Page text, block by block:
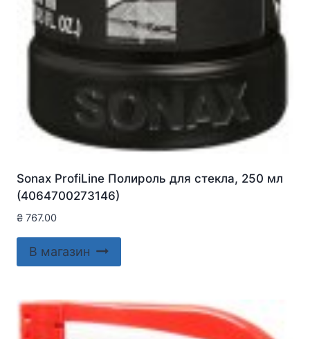
Sonax ProfiLine Полироль для стекла, 250 мл
(4064700273146)
₴ 767.00
В магазин